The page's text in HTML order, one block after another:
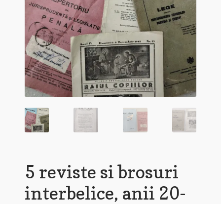
5 reviste si brosuri
interbelice, anii 20-